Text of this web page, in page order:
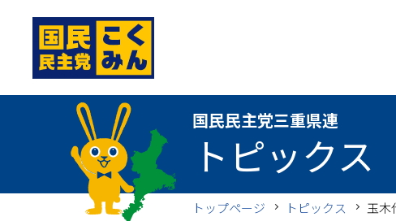
国民民主党三重県連
トピックス
トップページ トピックス 玉木